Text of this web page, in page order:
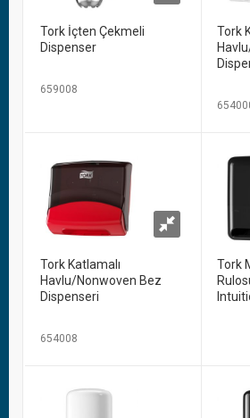
Tork İçten Çekmeli
Dispenser
659008
Tork
Tork Katlamalı
Havlu/Nonwoven Bez
Dispenseri
654008
Tork